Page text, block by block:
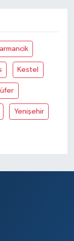
Kestel
Yenişehir